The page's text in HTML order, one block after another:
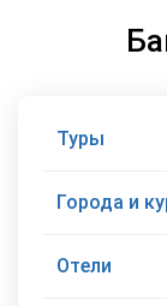
Туры
Города и
Отели